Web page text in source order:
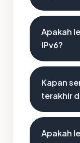
Apakah
IPv6?
Kapan
terakhir
Apakah